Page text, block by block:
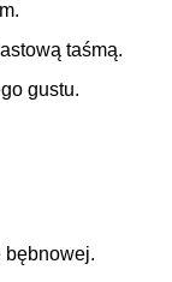
taśmą.
gustu.
bębnowej.